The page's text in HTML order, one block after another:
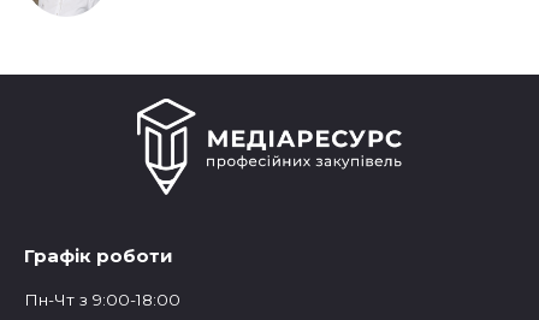
Графік роботи
Пн-Чт з 9:00-18:00